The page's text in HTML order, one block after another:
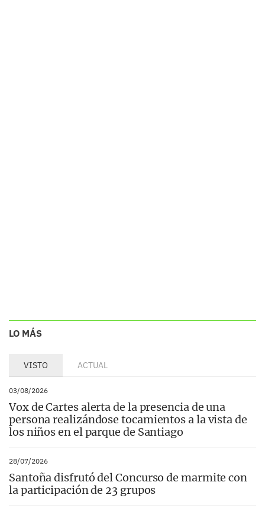
LO MÁS
VISTO ACTUAL
03/08/2026
Vox de Cartes alerta de la presencia de una
persona realizándose tocamientos a la vista de
los niños en el parque de Santiago
28/07/2026
Santoña disfrutó del Concurso de marmite con
la participación de 23 grupos